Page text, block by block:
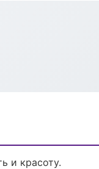
и красоту.